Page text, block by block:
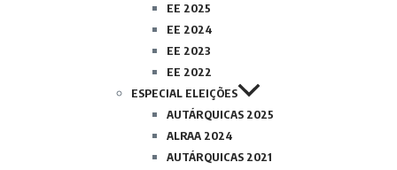
EE 2025
EE 2024
EE 2023
EE 2022
ESPECIAL ELEIÇÕES
AUTÁRQUICAS 2025
ALRAA 2024
AUTÁRQUICAS 2021